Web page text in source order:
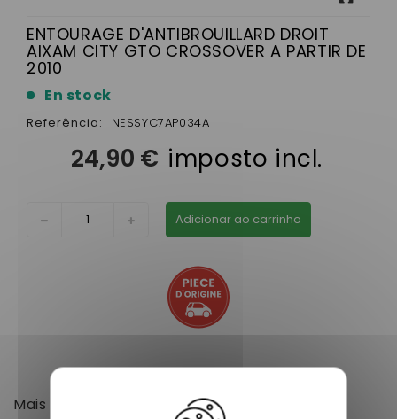
ENTOURAGE D'ANTIBROUILLARD DROIT
AIXAM CITY GTO CROSSOVER A PARTIR DE
2010
En stock
Referência: NESSYC7AP034A
24,90 € imposto incl.
Adicionar ao carrinho
Mais informação